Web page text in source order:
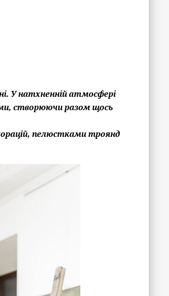
У натхненній атмосфері
створюючи разом щось
пелюстками троянд